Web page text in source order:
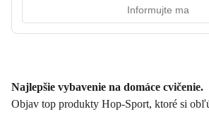
Informujte ma
Najlepšie vybavenie na domáce cvičenie.
Objav top produkty Hop-Sport, ktoré si